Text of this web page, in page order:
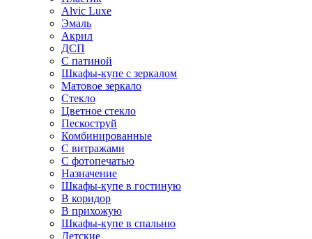
Alvic Luxe
Эмаль
Акрил
ДСП
С патиной
Шкафы-купе с зеркалом
Матовое зеркало
Стекло
Цветное стекло
Пескоструй
Комбинированные
С витражами
С фотопечатью
Назначение
Шкафы-купе в гостиную
В коридор
В прихожую
Шкафы-купе в спальню
Детские